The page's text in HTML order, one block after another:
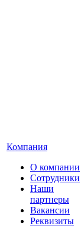
Компания
О компании
Сотрудники
Наши
партнеры
Вакансии
Реквизиты